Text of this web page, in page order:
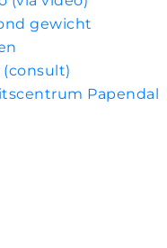
gewicht
(consult)
Papendal